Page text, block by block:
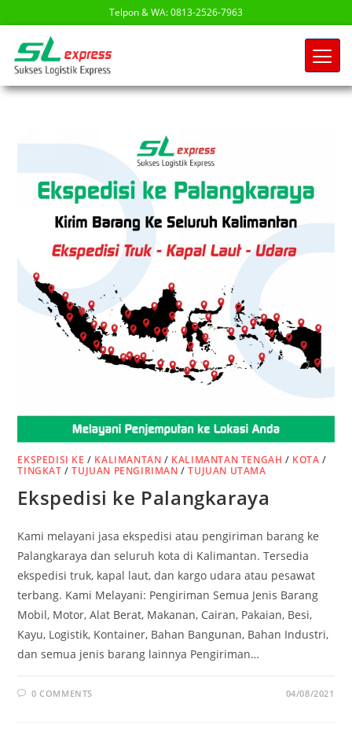
Telpon & WA: 0813-2526-7963
EKSPEDISI KE / KALIMANTAN / KALIMANTAN TENGAH / KOTA /
TINGKAT /TUJUAN PENGIRIMAN /TUJUAN UTAMA
Ekspedisi ke Palangkaraya
Kami melayani jasa ekspedisi atau pengiriman barang ke
Palangkaraya dan seluruh kota di Kalimantan. Tersedia
ekspedisi truk, kapal laut, dan kargo udara atau pesawat
terbang. Kami Melayani: Pengiriman Semua Jenis Barang
Mobil, Motor, Alat Berat, Makanan, Cairan, Pakaian, Besi,
Kayu, Logistik, Kontainer, Bahan Bangunan, Bahan Industri,
dan semua jenis barang lainnya Pengiriman…
0 COMMENTS 04/08/2021